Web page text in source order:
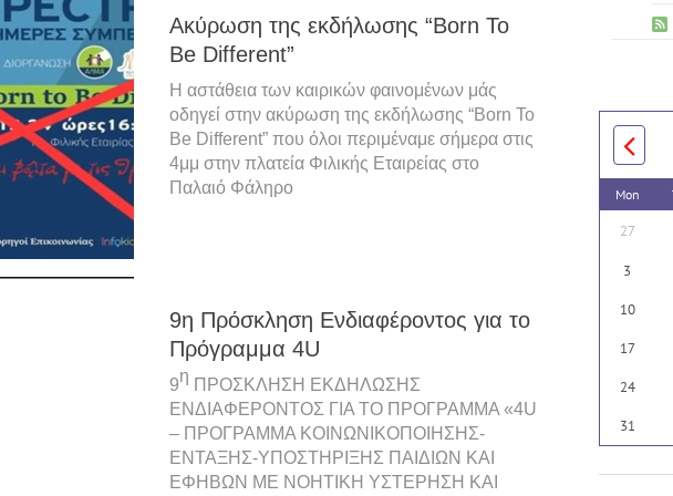
Aκύρωση της εκδήλωσης “Born To
Be Different”
Η αστάθεια των καιρικών φαινομένων μάς
οδηγεί στην ακύρωση της εκδήλωσης “Born To
Be Different” που όλοι περιμέναμε σήμερα στις
4μμ στην πλατεία Φιλικής Εταιρείας στο
Παλαιό Φάληρο
9η Πρόσκληση Ενδιαφέροντος για το
Πρόγραμμα 4U
9η ΠΡΟΣΚΛΗΣΗ ΕΚΔΗΛΩΣΗΣ
ΕΝΔΙΑΦΕΡΟΝΤΟΣ ΓΙΑ ΤΟ ΠΡΟΓΡΑΜΜΑ «4U
– ΠΡΟΓΡΑΜΜΑ ΚΟΙΝΩΝΙΚΟΠΟΙΗΣΗΣ-
ΕΝΤΑΞΗΣ-ΥΠΟΣΤΗΡΙΞΗΣ ΠΑΙΔΙΩΝ ΚΑΙ
ΕΦΗΒΩΝ ΜΕ ΝΟΗΤΙΚΗ ΥΣΤΕΡΗΣΗ ΚΑΙ
Mon
27
3
10
17
24
31